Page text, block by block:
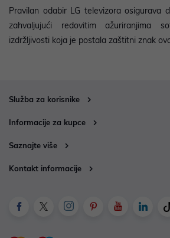
Pravilan odabir LG televizora osigurava
zahvaljujući redovitim ažuriranjima
izdržljivosti koja je postala zaštitni znak
Služba za korisnike
Informacije za kupce
Saznajte više
Kontakt informacije